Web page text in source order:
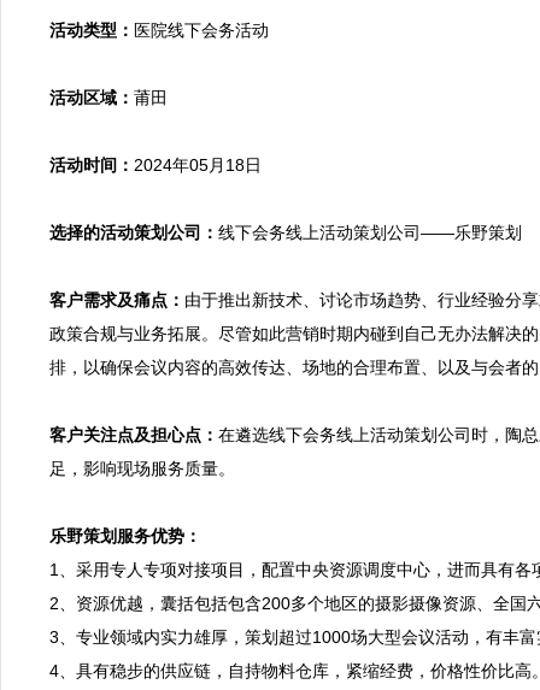
活动类型： 医院线下会务活动
活动区域： 莆田
活动时间： 2024年05月18日
选择的活动策划公司： 线下会务线上活动策划公司——乐野策划
客户需求及痛点： 由于推出新技术、讨论市场趋势、行业经验分
政策合规与业务拓展。尽管如此营销时期内碰到自己无办法解决
排，以确保会议内容的高效传达、场地的合理布置、以及与会者
客户关注点及担心点： 在遴选线下会务线上活动策划公司时，陶
足，影响现场服务质量。
乐野策划服务优势：
1、采用专人专项对接项目，配置中央资源调度中心，进而具有
2、资源优越，囊括包括包含200多个地区的摄影摄像资源、全
3、专业领域内实力雄厚，策划超过1000场大型会议活动，有丰
4、具有稳步的供应链，自持物料仓库，紧缩经费，价格性价比高